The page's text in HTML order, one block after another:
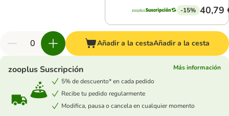
-15% 40,79
Añadir a la cestaAñadir a la cesta
zooplus Suscripción
Más información
5% de descuento* en cada pedido
Recibe tu pedido regularmente
Modifica, pausa o cancela en cualquier momento